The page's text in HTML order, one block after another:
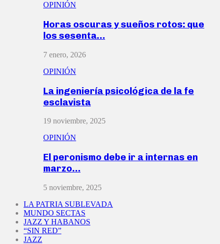
OPINIÓN
Horas oscuras y sueños rotos: que
los sesenta…
7 enero, 2026
OPINIÓN
La ingeniería psicológica de la fe
esclavista
19 noviembre, 2025
OPINIÓN
El peronismo debe ir a internas en
marzo…
5 noviembre, 2025
LA PATRIA SUBLEVADA
MUNDO SECTAS
JAZZ Y HABANOS
“SIN RED”
JAZZ